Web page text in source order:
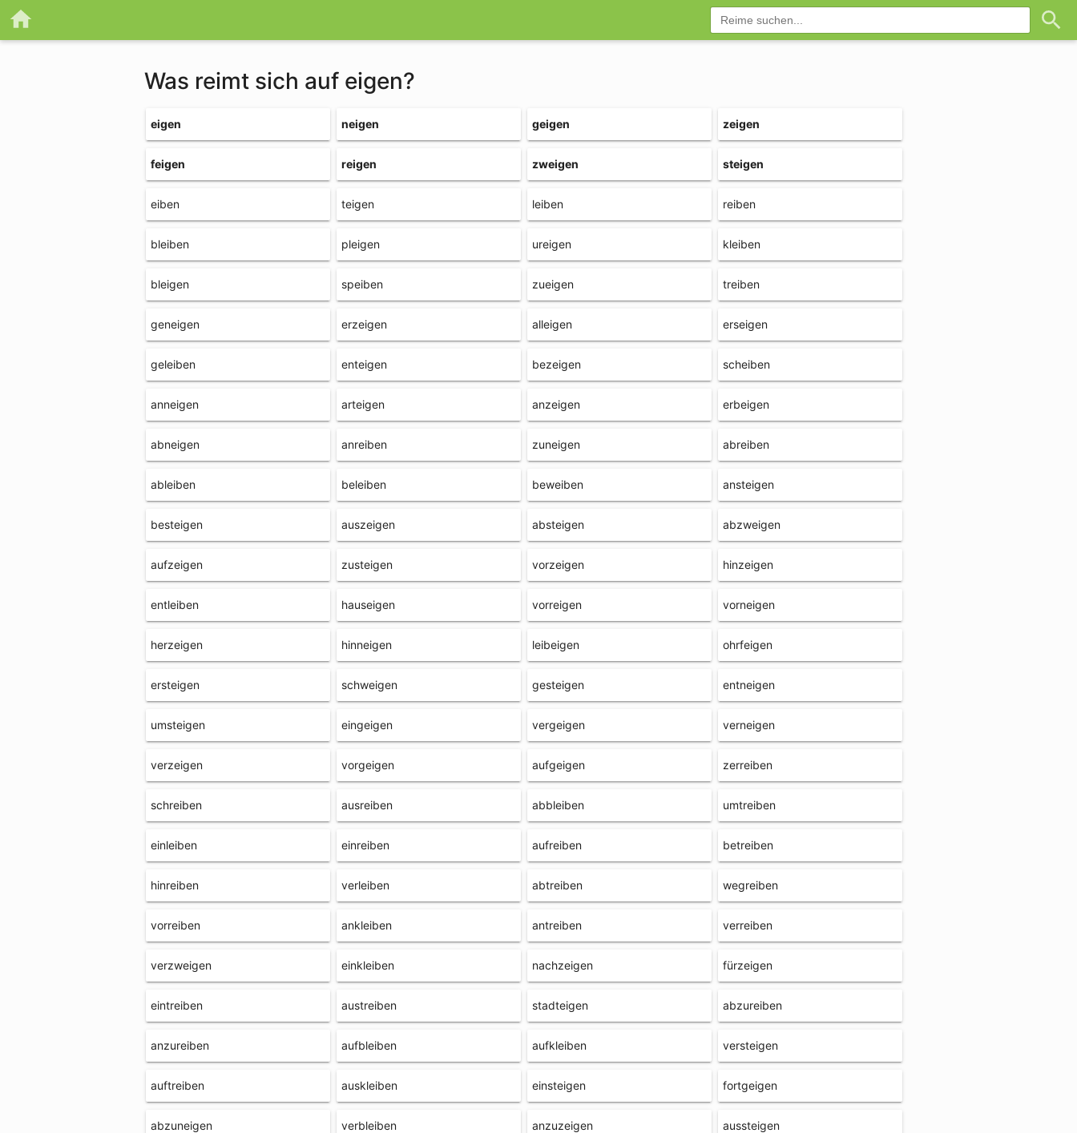
Was reimt sich auf eigen?
eigen neigen geigen zeigen
feigen reigen zweigen steigen
eiben teigen leiben reiben
bleiben pleigen ureigen kleiben
bleigen speiben zueigen treiben
geneigen erzeigen alleigen erseigen
geleiben enteigen bezeigen scheiben
anneigen arteigen anzeigen erbeigen
abneigen anreiben zuneigen abreiben
ableiben beleiben beweiben ansteigen
besteigen auszeigen absteigen abzweigen
aufzeigen zusteigen vorzeigen hinzeigen
entleiben hauseigen vorreigen vorneigen
herzeigen hinneigen leibeigen ohrfeigen
ersteigen schweigen gesteigen entneigen
umsteigen eingeigen vergeigen verneigen
verzeigen vorgeigen aufgeigen zerreiben
schreiben ausreiben abbleiben umtreiben
einleiben einreiben aufreiben betreiben
hinreiben verleiben abtreiben wegreiben
vorreiben ankleiben antreiben verreiben
verzweigen einkleiben nachzeigen fürzeigen
eintreiben austreiben stadteigen abzureiben
anzureiben aufbleiben aufkleiben versteigen
auftreiben auskleiben einsteigen fortgeigen
abzuneigen verbleiben anzuzeigen aussteigen